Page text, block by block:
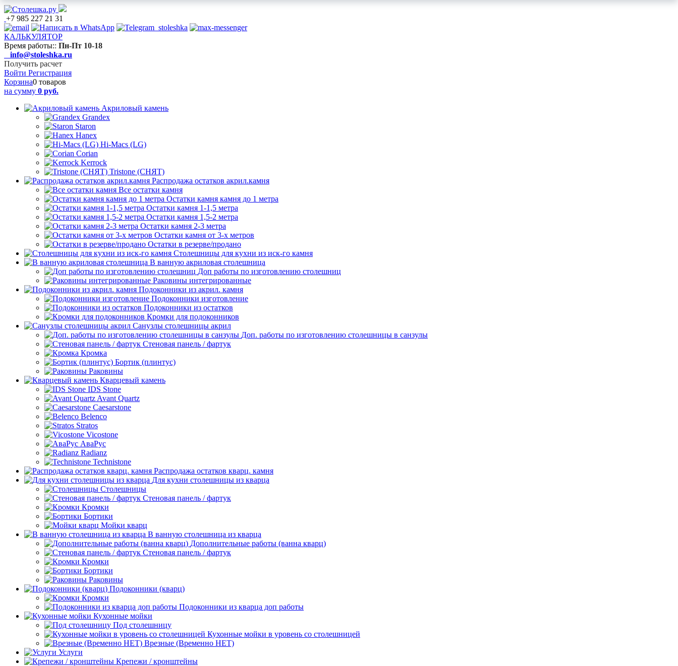
+7 985 227 21 31
КАЛЬКУЛЯТОР
Время работы:: Пн-Пт 10-18
info@stoleshka.ru
Получить расчет
Войти Регистрация
Корзина0 товаров
на сумму 0 руб.
Акриловый камень
Grandex
Staron
Hanex
Hi-Macs (LG)
Corian
Kerrock
Tristone (СНЯТ)
Распродажа остатков акрил.камня
Все остатки камня
Остатки камня камня до 1 метра
Остатки камня 1-1,5 метра
Остатки камня 1,5-2 метра
Остатки камня 2-3 метра
Остатки камня от 3-х метров
Остатки в резерве/продано
Столешницы для кухни из иск-го камня
В ванную акриловая столешница
Доп работы по изготовлению столешниц
Раковины интегрированные
Подоконники из акрил. камня
Подоконники изготовление
Подоконники из остатков
Кромки для подоконников
Санузлы столешницы акрил
Доп. работы по изготовлению столешницы в санзулы
Стеновая панель / фартук
Кромка
Бортик (плинтус)
Раковины
Кварцевый камень
IDS Stone
Avant Quartz
Caesarstone
Belenco
Stratos
Vicostone
АваРус
Radianz
Technistone
Распродажа остатков кварц. камня
Для кухни столешницы из кварца
Столешницы
Стеновая панель / фартук
Кромки
Бортики
Мойки кварц
В ванную столешница из кварца
Дополнительные работы (ванна кварц)
Стеновая панель / фартук
Кромки
Бортики
Раковины
Подоконники (кварц)
Кромки
Подоконники из кварца доп работы
Кухонные мойки
Под столешницу
Кухонные мойки в уровень со столешницей
Врезные (Временно НЕТ)
Услуги
Крепежи / кронштейны